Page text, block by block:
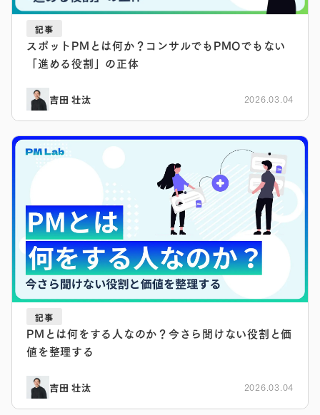
記事
スポットPMとは何か？コンサルでもPMOでもない
「進める役割」の正体
吉田 壮汰 2026.03.04
記事
PMとは何をする人なのか？今さら聞けない役割と価
値を整理する
吉田 壮汰 2026.03.04